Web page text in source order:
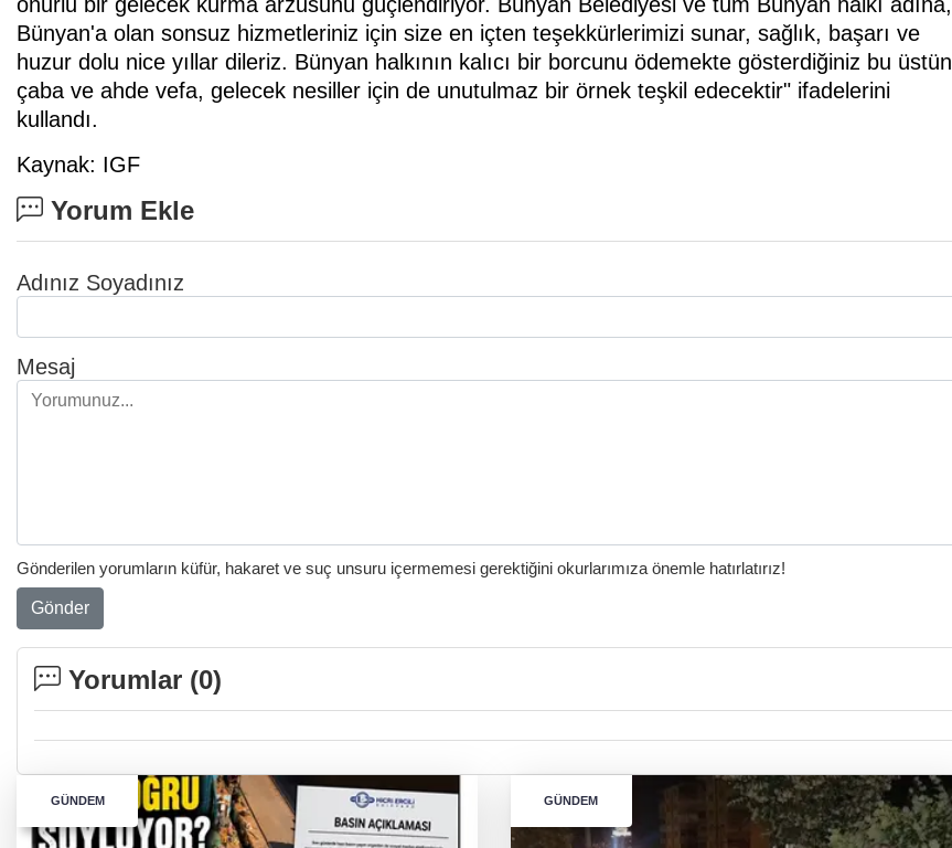
Bünyan'a olan sonsuz hizmetleriniz için size en içten teşekkürlerimizi sunar, sağlık, başarı ve
huzur dolu nice yıllar dileriz. Bünyan halkının kalıcı bir borcunu ödemekte gösterdiğiniz bu üstün
çaba ve ahde vefa, gelecek nesiller için de unutulmaz bir örnek teşkil edecektir" ifadelerini
kullandı.
Kaynak: IGF
Yorum Ekle
Adınız Soyadınız
Mesaj
Gönderilen yorumların küfür, hakaret ve suç unsuru içermemesi gerektiğini okurlarımıza önemle hatırlatırız!
Gönder
Yorumlar (0)
GÜNDEM GÜNDEM